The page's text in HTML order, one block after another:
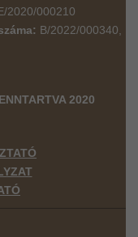
2020/000210
B/2022/000340,
2020